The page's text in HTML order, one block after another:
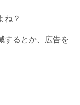
ね？
するとか、広告を